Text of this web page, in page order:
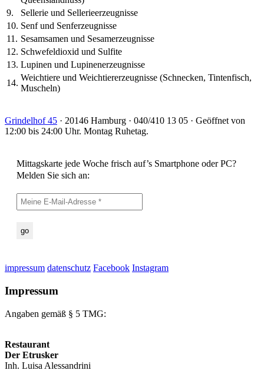
9.
Sellerie und Sellerieerzeugnisse
10. Senf und Senferzeugnisse
11. Sesamsamen und Sesamerzeugnisse
12. Schwefeldioxid und Sulfite
13. Lupinen und Lupinenerzeugnisse
14.
Weichtiere und Weichtiererzeugnisse (Schnecken, Tintenfisch,
Muscheln)
Grindelhof 45 · 20146 Hamburg · 040/410 13 05 · Geöffnet von
12:00 bis 24:00 Uhr. Montag Ruhetag.
Mittagskarte jede Woche frisch auf’s Smartphone oder PC?
Melden Sie sich an:
impressum datenschutz Facebook Instagram
Impressum
Angaben gemäß § 5 TMG:
Restaurant
Der Etrusker
Inh. Luisa Alessandrini